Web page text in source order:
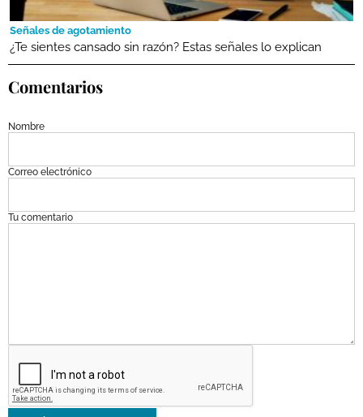
Señales de agotamiento
¿Te sientes cansado sin razón? Estas señales lo explican
Comentarios
Nombre
Correo electrónico
Tu comentario